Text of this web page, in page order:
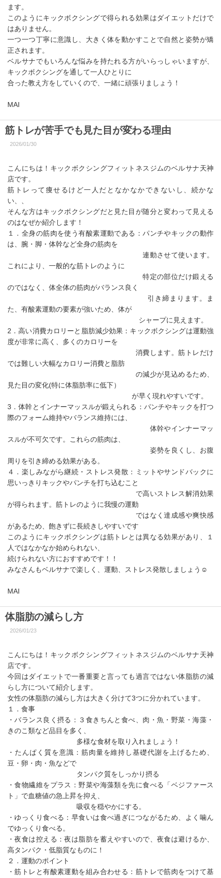
ます。
このようにキックボクシングで得られる効果はダイエットだけで
はありません。
一つ一つ丁寧に意識し、大きく体を動かすことで自然と姿勢が矯
正されます。
ベルサナでもいろんな悩みを持たれる方がいらっしゃいますが、
キックボクシングを通して一人ひとりに
合った教え方をしていくので、一緒に頑張りましょう！
MAI
筋トレが苦手でも見た目が変わる理由
2026/01/30
こんにちは！キックボクシングフィットネスジムのベルサナ天神
店です。
筋トレって痩せるけど一人だとなかなかできないし、続かな
い、、
そんな方はキックボクシングだと見た目が随分と変わって見える
のはなぜか紹介します！
１．全身の筋肉を使う有酸素運動である：パンチやキックの動作
は、腕・脚・体幹など全身の筋肉を
連動させて使います。
これにより、一般的な筋トレのように
特定の部位だけ鍛える
のではなく、体全体の筋肉がバランス良く
引き締まります。ま
た、有酸素運動の要素が強いため、体が
シャープに見えます。
2．高い消費カロリーと脂肪減少効果：キックボクシングは運動強
度が非常に高く、多くのカロリーを
消費します。筋トレだけ
では難しい大幅なカロリー消費と脂肪
の減少が見込めるため、
見た目の変化(特に体脂肪率に低下）
が早く現れやすいです。
3．体幹とインナーマッスルが鍛えられる：パンチやキックを打つ
際のフォーム維持やバランス維持には、
体幹やインナーマッ
スルが不可欠です。これらの筋肉は、
姿勢を良くし、お腹
周りを引き締める効果がある。
４．楽しみながら継続・ストレス発散：ミットやサンドバックに
思いっきりキックやパンチを打ち込むこと
で高いストレス解消効果
が得られます。筋トレのように我慢の運動
ではなく達成感や爽快感
があるため、飽きずに長続きしやすいです
このようにキックボクシングは筋トレとは異なる効果があり、１
人ではなかなか始められない、
続けられない方におすすめです！！
みなさんもベルサナで楽しく、運動、ストレス発散しましょう☺
MAI
体脂肪の減らし方
2026/01/23
こんにちは！キックボクシングフィットネスジムのベルサナ天神
店です。
今回はダイエットで一番重要と言っても過言ではない体脂肪の減
らし方について紹介します。
女性の体脂肪の減らし方は大きく分けて3つに分かれています。
１．食事
・バランス良く摂る：３食きちんと食べ、肉・魚・野菜・海藻・
きのこ類など品目を多く、
多様な食材を取り入れましょう！
・たんぱく質を意識：筋肉量を維持し基礎代謝を上げるため、
豆・卵・肉・魚などで
タンパク質をしっかり摂る
・食物繊維をプラス：野菜や海藻類を先に食べる「ベジファース
ト」で血糖値の急上昇を抑え、
吸収を穏やかにする。
・ゆっくり食べる：早食いは食べ過ぎにつながるため、よく噛ん
でゆっくり食べる。
・夜食は控える：夜は脂肪を蓄えやすいので、夜食は避けるか、
高タンパク・低脂質なものに！
２．運動のポイント
・筋トレと有酸素運動を組み合わせる：筋トレで筋肉をつけて基